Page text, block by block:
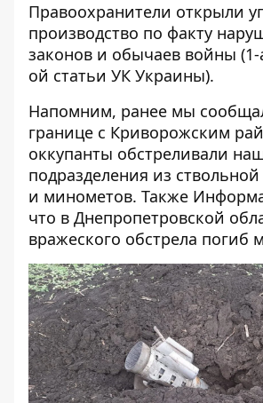
Правоохранители открыли
производство по факту
законов и обычаев войны (1-
ой статьи УК Украины).
Напомним, ранее мы
границе с Криворожским
оккупанты обстреливали
подразделения из
и минометов. Также
что в Днепропетровской
вражеского обстрела погиб